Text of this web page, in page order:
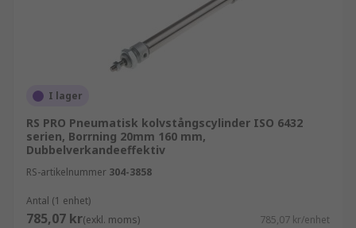
I lager
RS PRO Pneumatisk kolvstångscylinder ISO 6432
serien, Borrning 20mm 160 mm,
Dubbelverkandeeffektiv
RS-artikelnummer 304-3858
Antal (1 enhet)
785,07 kr(exkl. moms) 785,07 kr/enhet